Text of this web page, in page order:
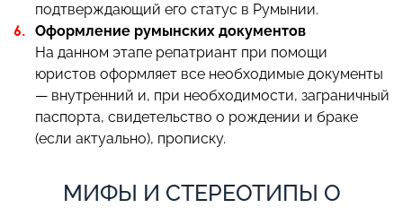
подтверждающий его статус в Румынии.
Оформление румынских документов
На данном этапе репатриант при помощи
юристов оформляет все необходимые документы
— внутренний и, при необходимости, заграничный
паспорта, свидетельство о рождении и браке
(если актуально), прописку.
МИФЫ И СТЕРЕОТИПЫ О